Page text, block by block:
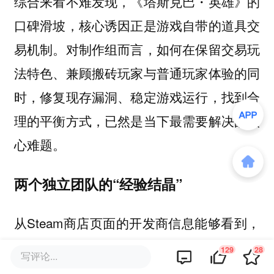
口碑滑坡，核心诱因正是游戏自带的道具交
易机制。对制作组而言，如何在保留交易玩
法特色、兼顾搬砖玩家与普通玩家体验的同
时，修复现存漏洞、稳定游戏运行，找到合
理的平衡方式，已然是当下最需要解决的核
心难题。
两个独立团队的“经验结晶”
从Steam商店页面的开发商信息能够看到，
《塔斯克巴・英雄》是由Nugem Studio与
写评论... 129 28